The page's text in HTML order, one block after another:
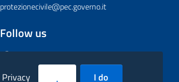
protezionecivile@pec.governo.it
Follow us
FacebookInstagram
TwitterYouTubeFlickr
Privacy I do